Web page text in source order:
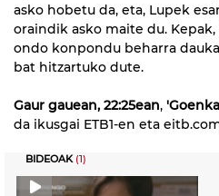
asko hobetu da, eta, Lupek
oraindik asko maite du.
ondo konpondu beharra
bat hitzartuko dute.
Gaur gauean, 22:25ean,
da ikusgai ETB1-en eta
BIDEOAK (1)